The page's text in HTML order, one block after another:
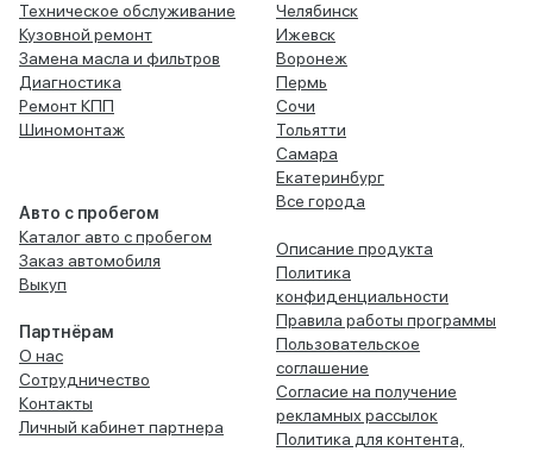
Техническое обслуживание
Кузовной ремонт
Замена масла и фильтров
Диагностика
Ремонт КПП
Шиномонтаж
Авто с пробегом
Каталог авто с пробегом
Заказ автомобиля
Выкуп
Партнёрам
О нас
Сотрудничество
Контакты
Личный кабинет партнера
Челябинск
Ижевск
Воронеж
Пермь
Сочи
Тольятти
Самара
Екатеринбург
Все города
Описание продукта
Политика
конфиденциальности
Правила работы программы
Пользовательское
соглашение
Согласие на получение
рекламных рассылок
Политика для контента,